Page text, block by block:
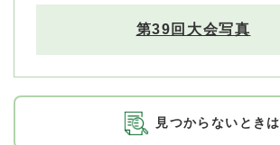
第39回大会写真
見つからないときは